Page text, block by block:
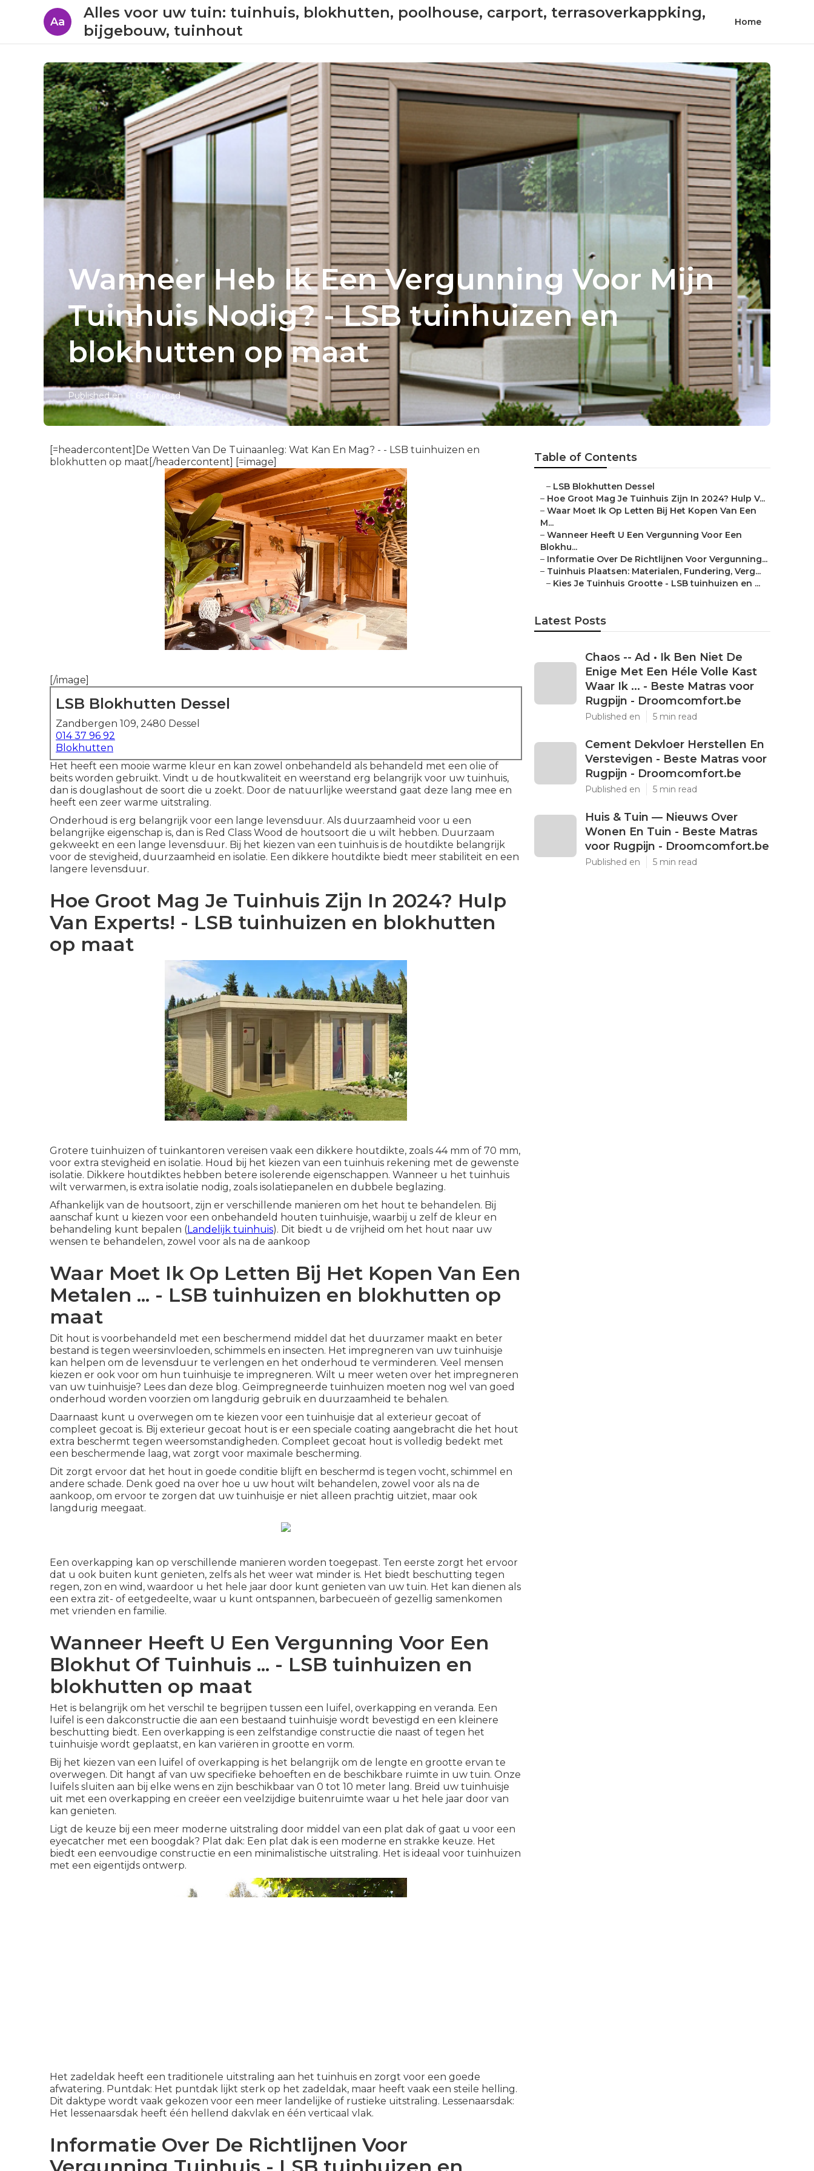
Aa
Alles voor uw tuin: tuinhuis, blokhutten, poolhouse, carport, terrasoverkappking,
bijgebouw, tuinhout
Home
Wanneer Heb Ik Een Vergunning Voor Mijn
Tuinhuis Nodig? - LSB tuinhuizen en
blokhutten op maat
Published en 6 min read
[=headercontent]De Wetten Van De Tuinaanleg: Wat Kan En Mag? - - LSB tuinhuizen en
blokhutten op maat[/headercontent] [=image]
[/image]
LSB Blokhutten Dessel
Zandbergen 109, 2480 Dessel
014 37 96 92
Blokhutten
Het heeft een mooie warme kleur en kan zowel onbehandeld als behandeld met een olie of
beits worden gebruikt. Vindt u de houtkwaliteit en weerstand erg belangrijk voor uw tuinhuis,
dan is douglashout de soort die u zoekt. Door de natuurlijke weerstand gaat deze lang mee en
heeft een zeer warme uitstraling.
Onderhoud is erg belangrijk voor een lange levensduur. Als duurzaamheid voor u een
belangrijke eigenschap is, dan is Red Class Wood de houtsoort die u wilt hebben. Duurzaam
gekweekt en een lange levensduur. Bij het kiezen van een tuinhuis is de houtdikte belangrijk
voor de stevigheid, duurzaamheid en isolatie. Een dikkere houtdikte biedt meer stabiliteit en een
langere levensduur.
Hoe Groot Mag Je Tuinhuis Zijn In 2024? Hulp
Van Experts! - LSB tuinhuizen en blokhutten
op maat
Grotere tuinhuizen of tuinkantoren vereisen vaak een dikkere houtdikte, zoals 44 mm of 70 mm,
voor extra stevigheid en isolatie. Houd bij het kiezen van een tuinhuis rekening met de gewenste
isolatie. Dikkere houtdiktes hebben betere isolerende eigenschappen. Wanneer u het tuinhuis
wilt verwarmen, is extra isolatie nodig, zoals isolatiepanelen en dubbele beglazing.
Afhankelijk van de houtsoort, zijn er verschillende manieren om het hout te behandelen. Bij
aanschaf kunt u kiezen voor een onbehandeld houten tuinhuisje, waarbij u zelf de kleur en
behandeling kunt bepalen (Landelijk tuinhuis). Dit biedt u de vrijheid om het hout naar uw
wensen te behandelen, zowel voor als na de aankoop
Waar Moet Ik Op Letten Bij Het Kopen Van Een
Metalen ... - LSB tuinhuizen en blokhutten op
maat
Dit hout is voorbehandeld met een beschermend middel dat het duurzamer maakt en beter
bestand is tegen weersinvloeden, schimmels en insecten. Het impregneren van uw tuinhuisje
kan helpen om de levensduur te verlengen en het onderhoud te verminderen. Veel mensen
kiezen er ook voor om hun tuinhuisje te impregneren. Wilt u meer weten over het impregneren
van uw tuinhuisje? Lees dan deze blog. Geïmpregneerde tuinhuizen moeten nog wel van goed
onderhoud worden voorzien om langdurig gebruik en duurzaamheid te behalen.
Daarnaast kunt u overwegen om te kiezen voor een tuinhuisje dat al exterieur gecoat of
compleet gecoat is. Bij exterieur gecoat hout is er een speciale coating aangebracht die het hout
extra beschermt tegen weersomstandigheden. Compleet gecoat hout is volledig bedekt met
een beschermende laag, wat zorgt voor maximale bescherming.
Dit zorgt ervoor dat het hout in goede conditie blijft en beschermd is tegen vocht, schimmel en
andere schade. Denk goed na over hoe u uw hout wilt behandelen, zowel voor als na de
aankoop, om ervoor te zorgen dat uw tuinhuisje er niet alleen prachtig uitziet, maar ook
langdurig meegaat.
Een overkapping kan op verschillende manieren worden toegepast. Ten eerste zorgt het ervoor
dat u ook buiten kunt genieten, zelfs als het weer wat minder is. Het biedt beschutting tegen
regen, zon en wind, waardoor u het hele jaar door kunt genieten van uw tuin. Het kan dienen als
een extra zit- of eetgedeelte, waar u kunt ontspannen, barbecueën of gezellig samenkomen
met vrienden en familie.
Wanneer Heeft U Een Vergunning Voor Een
Blokhut Of Tuinhuis ... - LSB tuinhuizen en
blokhutten op maat
Het is belangrijk om het verschil te begrijpen tussen een luifel, overkapping en veranda. Een
luifel is een dakconstructie die aan een bestaand tuinhuisje wordt bevestigd en een kleinere
beschutting biedt. Een overkapping is een zelfstandige constructie die naast of tegen het
tuinhuisje wordt geplaatst, en kan variëren in grootte en vorm.
Bij het kiezen van een luifel of overkapping is het belangrijk om de lengte en grootte ervan te
overwegen. Dit hangt af van uw specifieke behoeften en de beschikbare ruimte in uw tuin. Onze
luifels sluiten aan bij elke wens en zijn beschikbaar van 0 tot 10 meter lang. Breid uw tuinhuisje
uit met een overkapping en creëer een veelzijdige buitenruimte waar u het hele jaar door van
kan genieten.
Ligt de keuze bij een meer moderne uitstraling door middel van een plat dak of gaat u voor een
eyecatcher met een boogdak? Plat dak: Een plat dak is een moderne en strakke keuze. Het
biedt een eenvoudige constructie en een minimalistische uitstraling. Het is ideaal voor tuinhuizen
met een eigentijds ontwerp.
Het zadeldak heeft een traditionele uitstraling aan het tuinhuis en zorgt voor een goede
afwatering. Puntdak: Het puntdak lijkt sterk op het zadeldak, maar heeft vaak een steile helling.
Dit daktype wordt vaak gekozen voor een meer landelijke of rustieke uitstraling. Lessenaarsdak:
Het lessenaarsdak heeft één hellend dakvlak en één verticaal vlak.
Informatie Over De Richtlijnen Voor
Table of Contents
– LSB Blokhutten Dessel
– Hoe Groot Mag Je Tuinhuis Zijn In 2024? Hulp V...
– Waar Moet Ik Op Letten Bij Het Kopen Van Een
M...
– Wanneer Heeft U Een Vergunning Voor Een
Blokhu...
– Informatie Over De Richtlijnen Voor Vergunning...
– Tuinhuis Plaatsen: Materialen, Fundering, Verg...
– Kies Je Tuinhuis Grootte - LSB tuinhuizen en ...
Latest Posts
Chaos -- Ad • Ik Ben Niet De
Enige Met Een Héle Volle Kast
Waar Ik ... - Beste Matras voor
Rugpijn - Droomcomfort.be
Published en 5 min read
Cement Dekvloer Herstellen En
Verstevigen - Beste Matras voor
Rugpijn - Droomcomfort.be
Published en 5 min read
Huis & Tuin — Nieuws Over
Wonen En Tuin - Beste Matras
voor Rugpijn - Droomcomfort.be
Published en 5 min read